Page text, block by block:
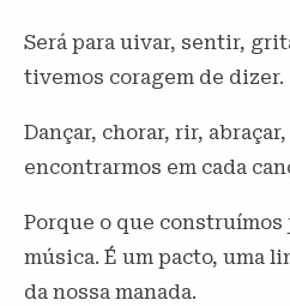
Será para uivar, sentir,
tivemos coragem de dizer.
Dançar, chorar, rir,
encontrarmos em cada
Porque o que construímos
música. É um pacto, uma
da nossa manada.